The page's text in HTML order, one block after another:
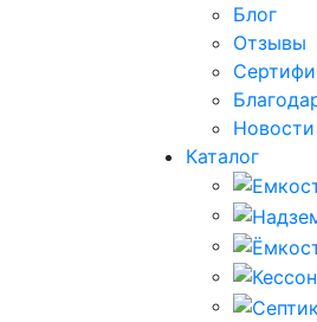
Блог
Отзывы
Новости
Каталог